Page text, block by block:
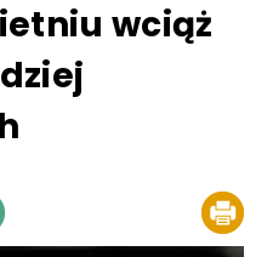
wciąż